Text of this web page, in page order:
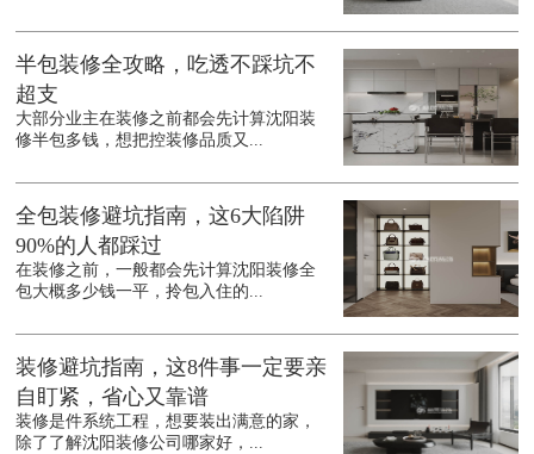
半包装修全攻略，吃透不踩坑不
超支
大部分业主在装修之前都会先计算沈阳装
修半包多钱，想把控装修品质又...
全包装修避坑指南，这6大陷阱
90%的人都踩过
在装修之前，一般都会先计算沈阳装修全
包大概多少钱一平，拎包入住的...
装修避坑指南，这8件事一定要亲
自盯紧，省心又靠谱
装修是件系统工程，想要装出满意的家，
除了了解沈阳装修公司哪家好，...